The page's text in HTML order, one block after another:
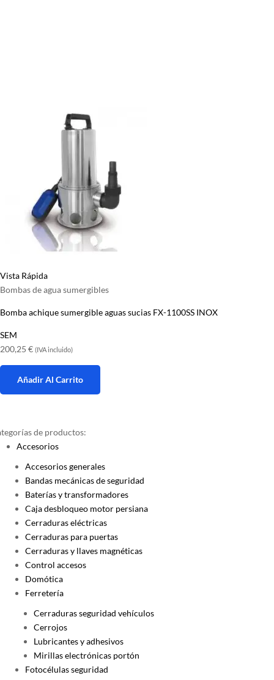
Vista Rápida
Bombas de agua sumergibles
Bomba achique sumergible aguas sucias FX-1100SS INOX
SEM
200,25 € (IVA incluido)
Añadir Al Carrito
de productos:
Accesorios
Accesorios generales
Bandas mecánicas de seguridad
Baterías y transformadores
Caja desbloqueo motor persiana
Cerraduras eléctricas
Cerraduras para puertas
Cerraduras y llaves magnéticas
Control accesos
Domótica
Ferretería
Cerraduras seguridad vehículos
Cerrojos
Lubricantes y adhesivos
Mirillas electrónicas portón
Fotocélulas seguridad